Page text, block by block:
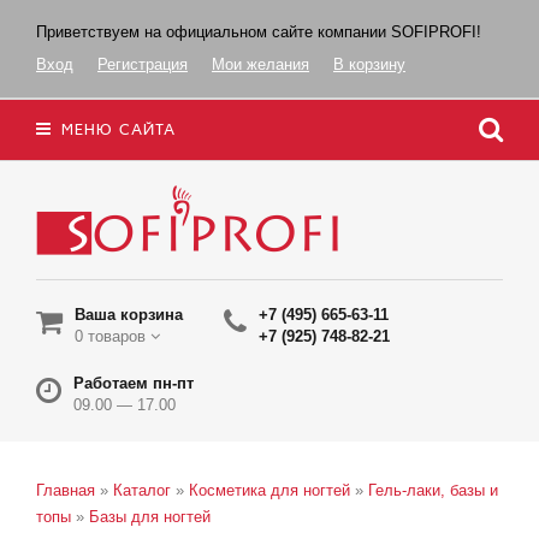
Приветствуем на официальном сайте компании SOFIPROFI!
Вход
Регистрация Мои желания В корзину
МЕНЮ САЙТА
Ваша корзина
0 товаров
+7 (495) 665-63-11
+7 (925) 748-82-21
Работаем пн-пт
09.00 — 17.00
Главная » Каталог » Косметика для ногтей » Гель-лаки, базы и
топы » Базы для ногтей